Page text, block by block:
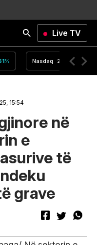
Live TV
% Nasdaq 26690,62
15:54
në
e
të
grave